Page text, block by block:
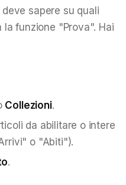
sapere su quali
funzione "Prova". Hai
Collezioni.
da abilitare o intere
o "Abiti").
.